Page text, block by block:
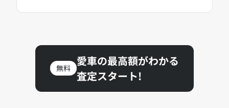
無料
愛車の最高額がわかる
査定スタート!